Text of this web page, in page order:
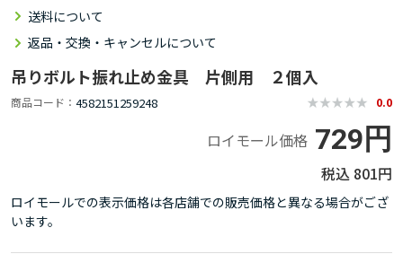
送料について
返品・交換・キャンセルについて
吊りボルト振れ止め金具 片側用 ２個入
商品コード 4582151259248 0.0
ロイモール価格 729円
801円
ロイモールでの表示価格は各店舗での販売価格と異なる場合がござ
います。